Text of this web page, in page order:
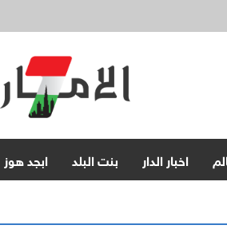
اخبار الدار بنت البلد ابجد هوز